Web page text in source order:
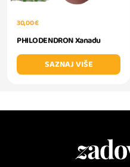
30,00 €
PHILODENDRON Xanadu
SAZNAJ VIŠE